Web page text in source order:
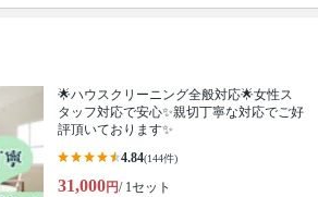
🌟ハウスクリーニング全般対応🌟女性ス
タッフ対応で安心✨親切丁寧な対応でご好
評頂いております✨
4.84(144件)
31,000円/ 1セット